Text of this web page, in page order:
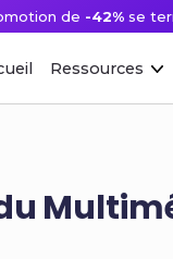
de -42% se
Ressources